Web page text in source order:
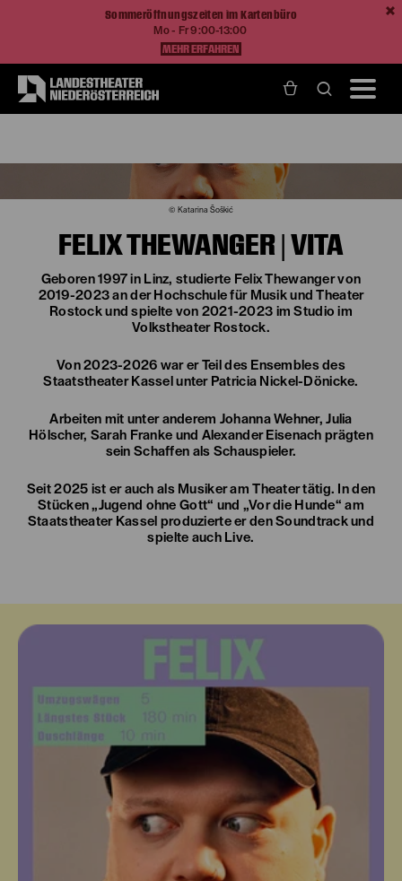
Sommeröffnungszeiten im Kartenbüro
Mo - Fr 9:00-13:00
MEHR ERFAHREN
© Katarina Šoškić
FELIX THEWANGER | VITA
Geboren 1997 in Linz, studierte Felix Thewanger von
2019-2023 an der Hochschule für Musik und Theater
Rostock und spielte von 2021-2023 im Studio im
Volkstheater Rostock.
Von 2023-2026 war er Teil des Ensembles des
Staatstheater Kassel unter Patricia Nickel-Dönicke.
Arbeiten mit unter anderem Johanna Wehner, Julia
Hölscher, Sarah Franke und Alexander Eisenach prägten
sein Schaffen als Schauspieler.
Seit 2025 ist er auch als Musiker am Theater tätig. In den
Stücken „Jugend ohne Gott“ und „Vor die Hunde“ am
Staatstheater Kassel produzierte er den Soundtrack und
spielte auch Live.